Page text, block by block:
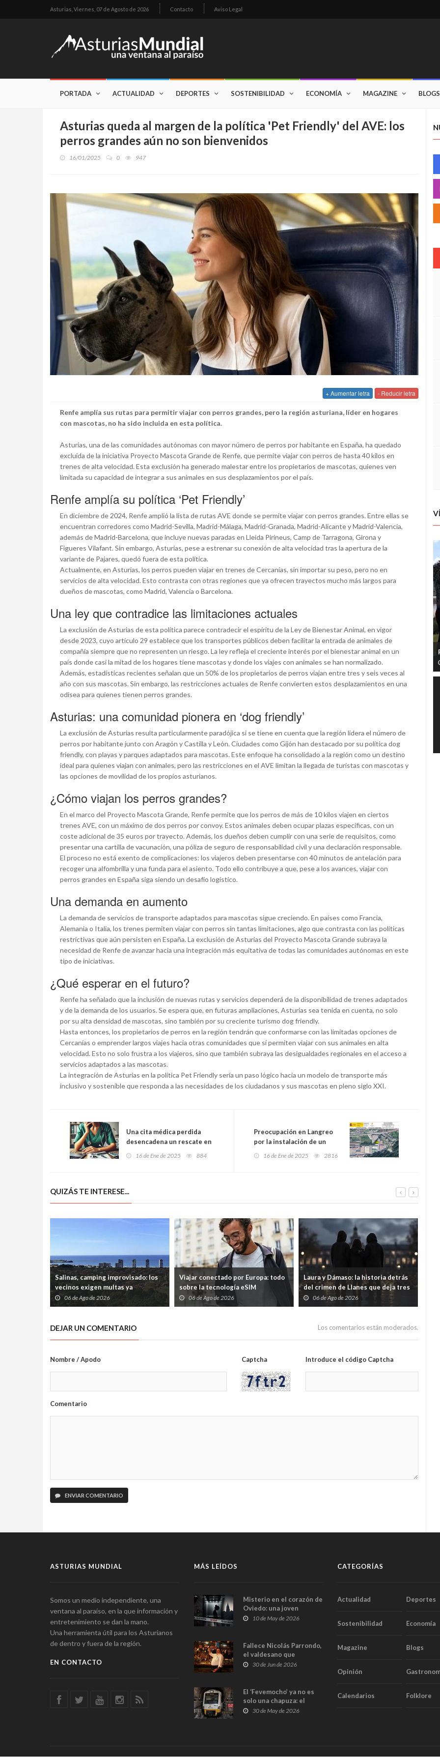
Asturias, Viernes, 07 de Agosto de 2026 Contacto Aviso Legal
PORTADA ACTUALIDAD DEPORTES SOSTENIBILIDAD ECONOMÍA MAGAZINE BLOGS
Asturias queda al margen de la política 'Pet Friendly' del AVE: los
perros grandes aún no son bienvenidos
16/01/2025 0 947
+ Aumentar letra - Reducir letra
Renfe amplía sus rutas para permitir viajar con perros grandes, pero la región asturiana, líder en hogares
con mascotas, no ha sido incluida en esta política.
Asturias, una de las comunidades autónomas con mayor número de perros por habitante en España, ha quedado
excluida de la iniciativa Proyecto Mascota Grande de Renfe, que permite viajar con perros de hasta 40 kilos en
trenes de alta velocidad. Esta exclusión ha generado malestar entre los propietarios de mascotas, quienes ven
limitada su capacidad de integrar a sus animales en sus desplazamientos por el país.
Renfe amplía su política ‘Pet Friendly’
En diciembre de 2024, Renfe amplió la lista de rutas AVE donde se permite viajar con perros grandes. Entre ellas se
encuentran corredores como Madrid-Sevilla, Madrid-Málaga, Madrid-Granada, Madrid-Alicante y Madrid-Valencia,
además de Madrid-Barcelona, que incluye nuevas paradas en Lleida Pirineus, Camp de Tarragona, Girona y
Figueres Vilafant. Sin embargo, Asturias, pese a estrenar su conexión de alta velocidad tras la apertura de la
variante de Pajares, quedó fuera de esta política.
Actualmente, en Asturias, los perros pueden viajar en trenes de Cercanías, sin importar su peso, pero no en
servicios de alta velocidad. Esto contrasta con otras regiones que ya ofrecen trayectos mucho más largos para
dueños de mascotas, como Madrid, Valencia o Barcelona.
Una ley que contradice las limitaciones actuales
La exclusión de Asturias de esta política parece contradecir el espíritu de la Ley de Bienestar Animal, en vigor
desde 2023, cuyo artículo 29 establece que los transportes públicos deben facilitar la entrada de animales de
compañía siempre que no representen un riesgo. La ley refleja el creciente interés por el bienestar animal en un
país donde casi la mitad de los hogares tiene mascotas y donde los viajes con animales se han normalizado.
Además, estadísticas recientes señalan que un 50% de los propietarios de perros viajan entre tres y seis veces al
año con sus mascotas. Sin embargo, las restricciones actuales de Renfe convierten estos desplazamientos en una
odisea para quienes tienen perros grandes.
Asturias: una comunidad pionera en ‘dog friendly’
La exclusión de Asturias resulta particularmente paradójica si se tiene en cuenta que la región lidera el número de
perros por habitante junto con Aragón y Castilla y León. Ciudades como Gijón han destacado por su política dog
friendly, con playas y parques adaptados para mascotas. Este enfoque ha consolidado a la región como un destino
ideal para quienes viajan con animales, pero las restricciones en el AVE limitan la llegada de turistas con mascotas y
las opciones de movilidad de los propios asturianos.
¿Cómo viajan los perros grandes?
En el marco del Proyecto Mascota Grande, Renfe permite que los perros de más de 10 kilos viajen en ciertos
trenes AVE, con un máximo de dos perros por convoy. Estos animales deben ocupar plazas específicas, con un
coste adicional de 35 euros por trayecto. Además, los dueños deben cumplir con una serie de requisitos, como
presentar una cartilla de vacunación, una póliza de seguro de responsabilidad civil y una declaración responsable.
El proceso no está exento de complicaciones: los viajeros deben presentarse con 40 minutos de antelación para
recoger una alfombrilla y una funda para el asiento. Todo ello contribuye a que, pese a los avances, viajar con
perros grandes en España siga siendo un desafío logístico.
Una demanda en aumento
La demanda de servicios de transporte adaptados para mascotas sigue creciendo. En países como Francia,
Alemania o Italia, los trenes permiten viajar con perros sin tantas limitaciones, algo que contrasta con las políticas
restrictivas que aún persisten en España. La exclusión de Asturias del Proyecto Mascota Grande subraya la
necesidad de Renfe de avanzar hacia una integración más equitativa de todas las comunidades autónomas en este
tipo de iniciativas.
¿Qué esperar en el futuro?
Renfe ha señalado que la inclusión de nuevas rutas y servicios dependerá de la disponibilidad de trenes adaptados
y de la demanda de los usuarios. Se espera que, en futuras ampliaciones, Asturias sea tenida en cuenta, no solo
por su alta densidad de mascotas, sino también por su creciente turismo dog friendly.
Hasta entonces, los propietarios de perros en la región tendrán que conformarse con las limitadas opciones de
Cercanías o emprender largos viajes hacia otras comunidades que sí permiten viajar con sus animales en alta
velocidad. Esto no solo frustra a los viajeros, sino que también subraya las desigualdades regionales en el acceso a
servicios adaptados a las mascotas.
La integración de Asturias en la política Pet Friendly sería un paso lógico hacia un modelo de transporte más
inclusivo y sostenible que responda a las necesidades de los ciudadanos y sus mascotas en pleno siglo XXI.
Una cita médica perdida
desencadena un rescate en
Gijón: mujer de 82 años
16 de Ene de 2025 884
Preocupación en Langreo
por la instalación de un
parque de baterías a pocos
16 de Ene de 2025 2816
QUIZÁS TE INTERESE...
Salinas, camping improvisado: los
vecinos exigen multas ya
06 de Ago de 2026
Viajar conectado por Europa: todo
sobre la tecnología eSIM
06 de Ago de 2026
Laura y Dámaso: la historia detrás
del crimen de Llanes que deja tres
hijos huérfanos
06 de Ago de 2026
DEJAR UN COMENTARIO Los comentarios están moderados.
Nombre / Apodo Captcha Introduce el código Captcha
Comentario
ENVIAR COMENTARIO
ASTURIAS MUNDIAL
Somos un medio independiente, una
ventana al paraíso, en la que información y
entretenimiento se dan la mano.
Una herramienta útil para los Asturianos
de dentro y fuera de la región.
EN CONTACTO
MÁS LEÍDOS
Misterio en el corazón de
Oviedo: una joven
aparece muerta dentro
captan sus últimos
minutos
10 de May de 2026
Fallece Nicolás Parrondo,
el valdesano que
convirtió Casa Parrondo
30 de Jun de 2026
El ‘Fevemocho’ ya no es
solo una chapuza: el
Tribunal de Cuentas cifra
30 de May de 2026
CATEGORÍAS
Actualidad Deportes
Sostenibilidad Economía
Magazine Blogs
Opinión
Calendarios Folklore